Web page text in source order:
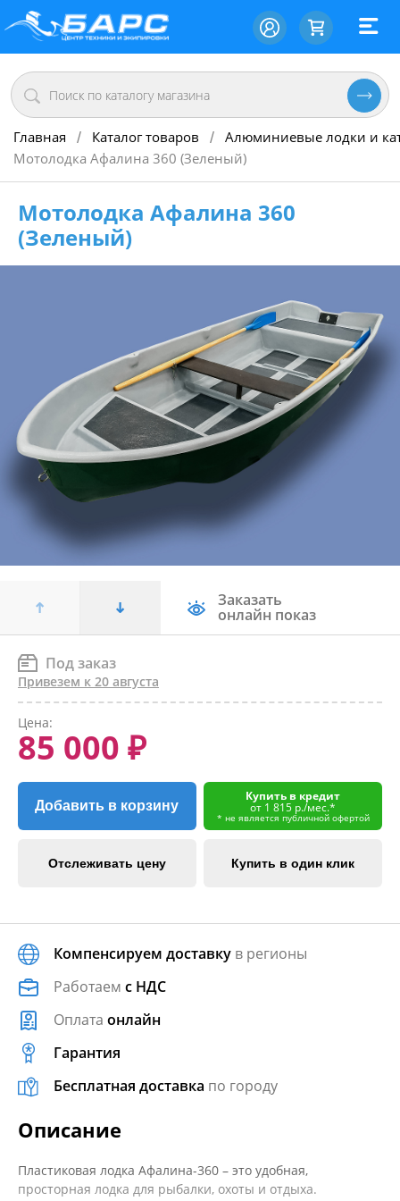
Главная / Каталог товаров / Алюминиевые лодки и
Мотолодка Афалина 360 (Зеленый)
Мотолодка Афалина 360
(Зеленый)
Заказать
онлайн показ
Под заказ
Привезем к 20 августа
Цена:
85 000 ₽
Добавить в корзину
Купить в кредит
от 1 815 р./мес.*
* не является публичной офертой
Отслеживать цену Купить в один клик
Компенсируем доставку в регионы
Работаем с НДС
Оплата онлайн
Гарантия
Бесплатная доставка по городу
Описание
Пластиковая лодка Афалина-360 – это удобная,
просторная лодка для рыбалки, охоты и отдыха.